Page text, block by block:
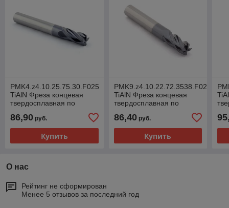
PMK4.z4.10.25.75.30.F025
TiAlN Фреза концевая
твердосплавная по
86,90 руб.
Купить
PMK9.z4.10.22.72.3538.F020
TiAlN Фреза концевая
твердосплавная по
86,40руб.
Купить
О нас
Рейтинг не сформирован
Менее 5 отзывов за последний год